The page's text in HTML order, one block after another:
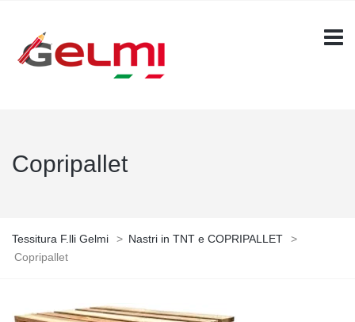
Copripallet
Tessitura F.lli Gelmi > Nastri in TNT e COPRIPALLET
>
Copripallet